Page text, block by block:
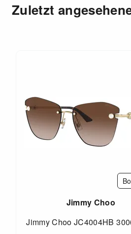
Zuletzt
Jimmy Choo
Jimmy Choo JC4004HB